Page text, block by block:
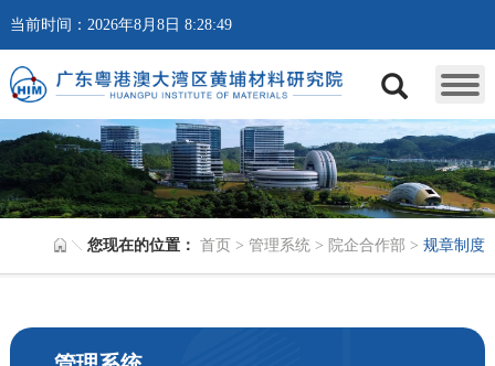
当前时间：2026年8月8日 8:28:49
您现在的位置： 首页 >管理系统 > 院企合作部 >规章制度